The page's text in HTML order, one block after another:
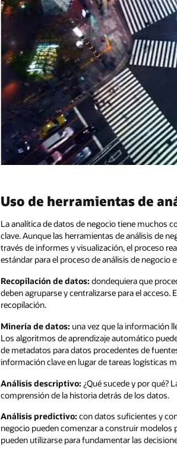
Uso de herramientas de
La analítica de datos de negocio tiene muchos
clave. Aunque las herramientas de análisis de
través de informes y visualización, el proceso
estándar para el proceso de análisis de negocio
Recopilación de datos: dondequiera que
deben agruparse y centralizarse para el acceso.
recopilación.
Minería de datos: una vez que la información
Los algoritmos de aprendizaje automático
de metadatos para datos procedentes de
información clave en lugar de tareas logísticas
Análisis descriptivo: ¿Qué sucede y por qué?
comprensión de la historia detrás de los datos.
Análisis predictivo: con datos suficientes y
negocio pueden comenzar a construir
pueden utilizarse para fundamentar las